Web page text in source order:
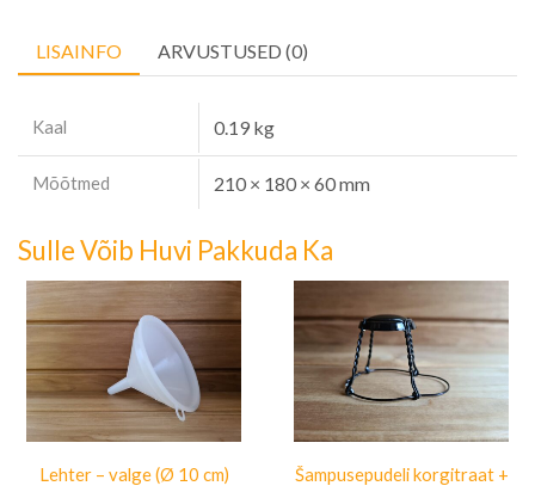
LISAINFO ARVUSTUSED (0)
Kaal 0.19 kg
Mõõtmed 210 × 180 × 60 mm
Sulle Võib Huvi Pakkuda Ka
Lehter – valge (Ø 10 cm)
Šampusepudeli korgitraat +